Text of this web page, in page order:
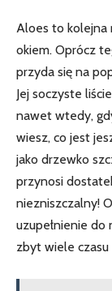
Aloes to kolejna
okiem. Oprócz
przyda się na
Jej soczyste
nawet wtedy,
wiesz, co jest
jako drzewko
przynosi
niezniszczalny!
uzupełnienie ​do
zbyt wiele ​czasu